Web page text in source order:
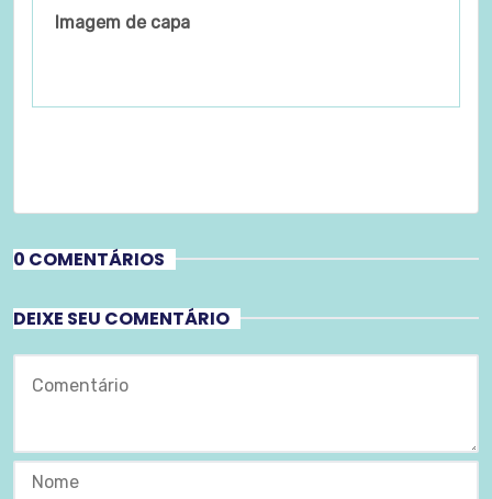
Imagem de capa
0 COMENTÁRIOS
DEIXE SEU COMENTÁRIO